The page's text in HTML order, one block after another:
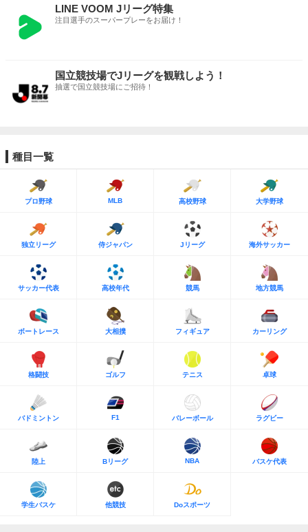
LINE VOOM Jリーグ特集
注目選手のスーパープレーをお届け！
国立競技場でJリーグを観戦しよう！
抽選で国立競技場にご招待！
種目一覧
プロ野球 MLB 高校野球 大学野球
独立リーグ 侍ジャパン Jリーグ 海外サッカー
サッカー代表 高校年代 競馬 地方競馬
ボートレース 大相撲 フィギュア カーリング
格闘技 ゴルフ テニス 卓球
バドミントン F1 バレーボール ラグビー
陸上 Bリーグ NBA バスケ代表
学生バスケ 他競技 Doスポーツ